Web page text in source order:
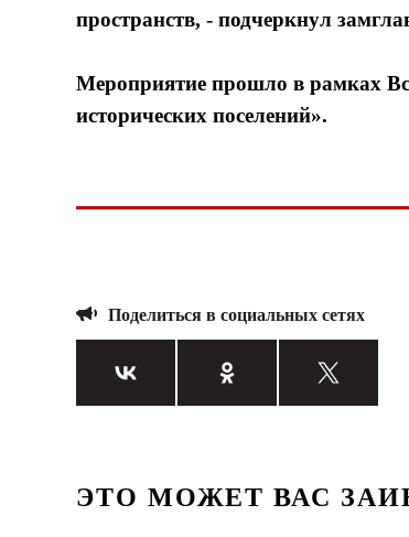
пространств, - подчеркнул
Мероприятие прошло в рамках
исторических поселений».
Поделиться в социальных сетях
ЭТО МОЖЕТ ВАС